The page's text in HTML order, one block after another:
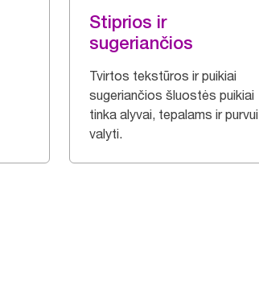
Stiprios ir
sugeriančios
Tvirtos tekstūros ir puikiai
sugeriančios šluostės puikiai
tinka alyvai, tepalams ir purvui
valyti.